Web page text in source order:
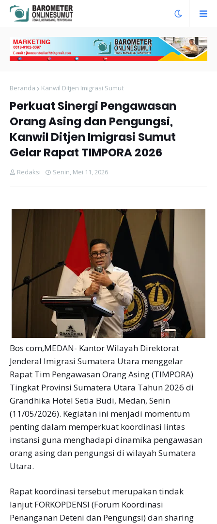
Beranda Kanwil Ditjen Imigrasi Sumut
Perkuat Sinergi Pengawasan
Orang Asing dan Pengungsi,
Kanwil Ditjen Imigrasi Sumut
Gelar Rapat TIMPORA 2026
Redaksi Senin, Mei 11, 2026
Bos com,MEDAN- Kantor Wilayah Direktorat
Jenderal Imigrasi Sumatera Utara menggelar
Rapat Tim Pengawasan Orang Asing (TIMPORA)
Tingkat Provinsi Sumatera Utara Tahun 2026 di
Grandhika Hotel Setia Budi, Medan, Senin
(11/05/2026). Kegiatan ini menjadi momentum
penting dalam memperkuat koordinasi lintas
instansi guna menghadapi dinamika pengawasan
orang asing dan pengungsi di wilayah Sumatera
Utara.
Rapat koordinasi tersebut merupakan tindak
lanjut FORKOPDENSI (Forum Koordinasi
Penanganan Deteni dan Pengungsi) dan sharing